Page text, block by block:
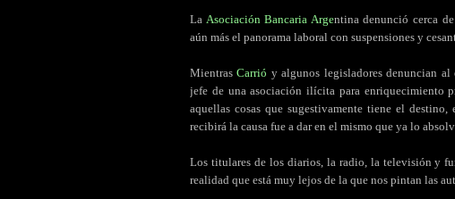
La Asociación Bancaria Argentina denunció cerca
aún más el panorama laboral con suspensiones y
MientrasCarrió y algunos legisladores denuncian
jefe de una asociación ilícita para enriquecimiento
aquellas cosas que sugestivamente tiene el
recibirá la causa fue a dar en el mismo que ya lo
Los titulares de los diarios, la radio, la televisión y
realidad que está muy lejos de la que nos pintan las